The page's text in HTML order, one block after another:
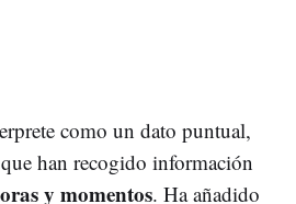
como un dato puntual,
han recogido información
y momentos. Ha añadido